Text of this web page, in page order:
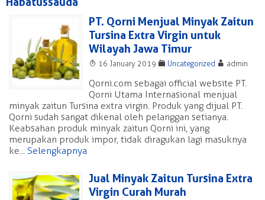
PT. Qorni Menjual Minyak Zaitun
Tursina Extra Virgin untuk
Wilayah Jawa Timur
T 16 January 2019 F Uncategorized A admin
Qorni.com sebagai official website PT.
Qorni Utama Internasional menjual
minyak zaitun Tursina extra virgin. Produk yang dijual PT.
Qorni sudah sangat dikenal oleh pelanggan setianya.
Keabsahan produk minyak zaitun Qorni ini, yang
merupakan produk impor, tidak diragukan lagi masuknya
ke... Selengkapnya
Jual Minyak Zaitun Tursina Extra
Virgin Curah Murah